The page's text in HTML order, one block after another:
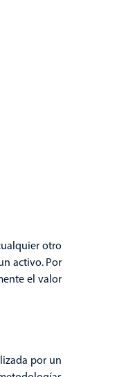
otro
activo. Por
el valor
por un